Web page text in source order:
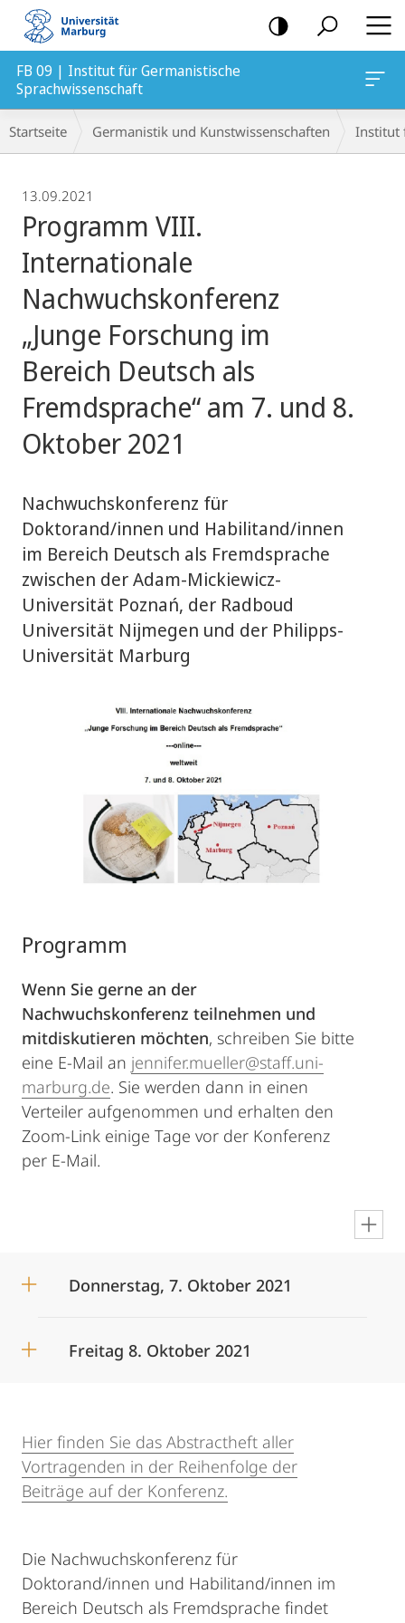
Mobile-
Navigation
FB 09 | Institut für Germanistische
Sprachwissenschaft
Breadcrumb-
Navigation
Startseite Germanistik und Kunstwissenschaften Institut
13.09.2021
Programm VIII.
Internationale
Nachwuchskonferenz
„Junge Forschung im
Bereich Deutsch als
Fremdsprache“ am 7. und 8.
Oktober 2021
Nachwuchskonferenz für
Doktorand/innen und Habilitand/innen
im Bereich Deutsch als Fremdsprache
zwischen der Adam-Mickiewicz-
Universität Poznań, der Radboud
Universität Nijmegen und der Philipps-
Universität Marburg
Programm
Wenn Sie gerne an der
Nachwuchskonferenz teilnehmen und
mitdiskutieren möchten, schreiben Sie bitte
eine E-Mail an jennifer.mueller@staff.uni-
marburg.de. Sie werden dann in einen
Verteiler aufgenommen und erhalten den
Zoom-Link einige Tage vor der Konferenz
per E-Mail.
Donnerstag, 7. Oktober 2021
Freitag 8. Oktober 2021
Hier finden Sie das Abstractheft aller
Vortragenden in der Reihenfolge der
Beiträge auf der Konferenz.
Die Nachwuchskonferenz für
Doktorand/innen und Habilitand/innen im
Bereich Deutsch als Fremdsprache findet